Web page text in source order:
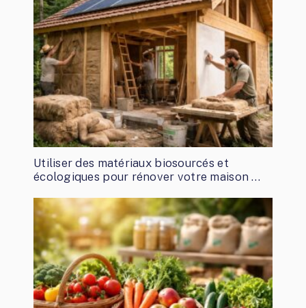
Utiliser des matériaux biosourcés et
écologiques pour rénover votre maison …